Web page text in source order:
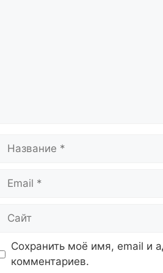
Название
Email
Сайт
Сохранить моё имя, email и
комментариев.